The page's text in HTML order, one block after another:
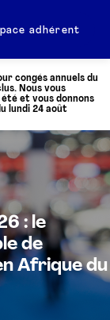
adhérent
congés annuels du
Nous vous
et vous donnons
lundi 24 août
: le
de
Afrique du